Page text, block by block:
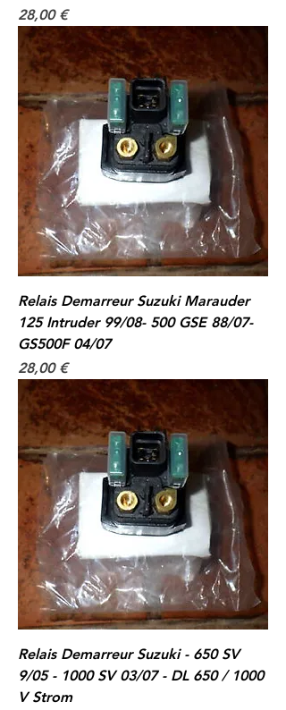
Prix
28,00 €
Relais Demarreur Suzuki Marauder
125 Intruder 99/08- 500 GSE 88/07-
GS500F 04/07
Prix
28,00 €
Relais Demarreur Suzuki - 650 SV
9/05 - 1000 SV 03/07 - DL 650 / 1000
V Strom